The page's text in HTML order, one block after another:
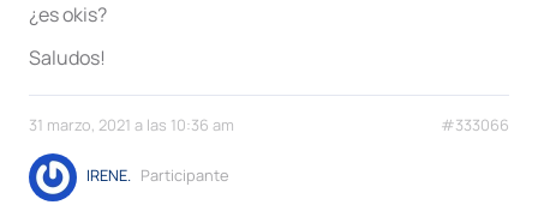
¿es okis?
Saludos!
31 marzo, 2021 a las 10:36 am #333066
IRENE. Participante